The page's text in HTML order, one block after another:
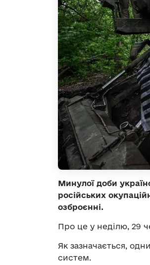
Минулої доби
російських
озброєнні.
Про це у неділю, 29
Як зазначається,
систем.